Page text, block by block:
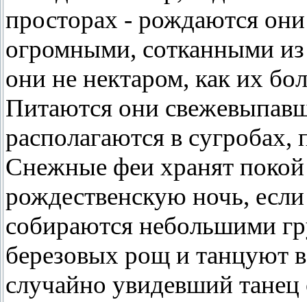
просторах - рождаются
огромными, сотканными
они не нектаром, как их
Питаются они
располагаются в
Снежные феи хранят покой
рождественскую ночь,
собираются небольшими
березовых рощ и танцуют
случайно увидевший